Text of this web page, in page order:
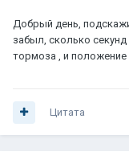
Добрый день,
забыл, сколько
тормоза , и
Цитата